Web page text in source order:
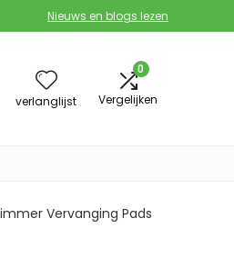
Nieuws en blogs lezen
verlanglijst
0
Vergelijken
Vervanging Pads